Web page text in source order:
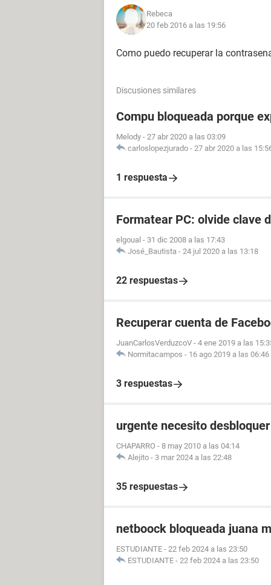
Rebeca
20 feb 2016 a las 19:56
Como puedo recuperar la
Discusiones similares
Compu bloqueada porque
Melody - 27 abr 2020 a las 03:09
carloslopezjurado - 27 abr 2020 a las
1 respuesta
Formatear PC: olvide clave
elgoual - 31 dic 2008 a las 17:43
José_Bautista - 24 jul 2020 a las 13:18
22 respuestas
Recuperar cuenta de
JuanCarlosVerduzcoV - 4 ene 2019 a las
Normitacampos - 16 ago 2019 a las 06:46
3 respuestas
urgente necesito
CHAPARRO - 8 may 2010 a las 04:14
Alejito - 3 mar 2024 a las 22:48
35 respuestas
netboock bloqueada juana
ESTUDIANTE - 22 feb 2024 a las 23:50
ESTUDIANTE - 22 feb 2024 a las 23:50